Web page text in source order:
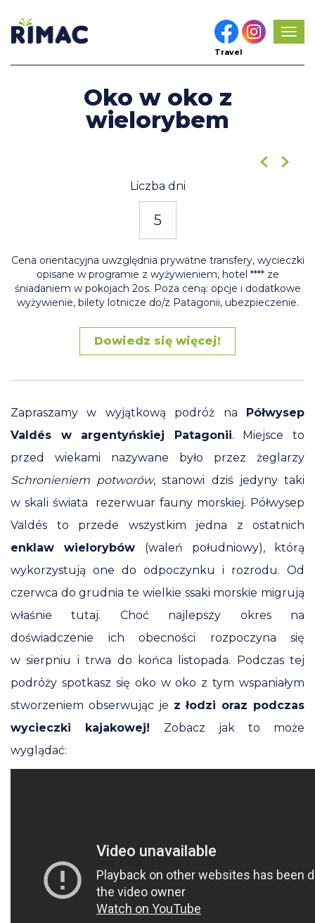
Travel
Oko w oko z
wielorybem
Liczba dni
5
Cena orientacyjna uwzględnia prywatne transfery, wycieczki
opisane w programie z wyżywieniem, hotel **** ze
śniadaniem w pokojach 2os. Poza ceną: opcje i dodatkowe
wyżywienie, bilety lotnicze do/z Patagonii, ubezpieczenie.
Dowiedz się więcej!
Zapraszamy w wyjątkową podróż na Półwysep
Valdés w argentyńskiej Patagonii. Miejsce to
przed wiekami nazywane było przez żeglarzy
Schronieniem potworów, stanowi dziś jedyny taki
w skali świata rezerwuar fauny morskiej. Półwysep
Valdés to przede wszystkim jedna z ostatnich
enklaw wielorybów (waleń południowy), którą
wykorzystują one do odpoczynku i rozrodu. Od
czerwca do grudnia te wielkie ssaki morskie migrują
właśnie tutaj. Choć najlepszy okres na
doświadczenie ich obecności rozpoczyna się
w sierpniu i trwa do końca listopada. Podczas tej
podróży spotkasz się oko w oko z tym wspaniałym
stworzeniem obserwując je z łodzi oraz podczas
wycieczki kajakowej! Zobacz jak to może
wyglądać: